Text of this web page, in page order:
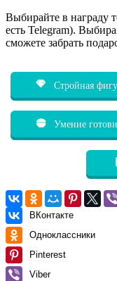
Выбирайте в награду
есть Telegram).
сможете забрать
Стройная
Умение
ВКонтакте
Одноклассники
Pinterest
Viber